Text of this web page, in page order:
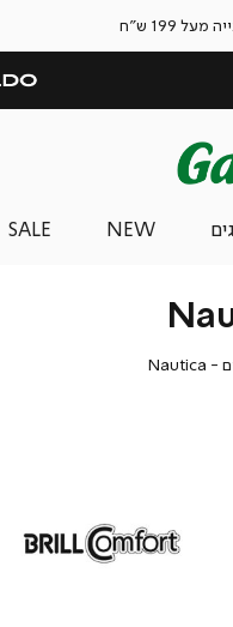
199 ש"ח
NEW
SALE
מותגים
Nautica
Nautica